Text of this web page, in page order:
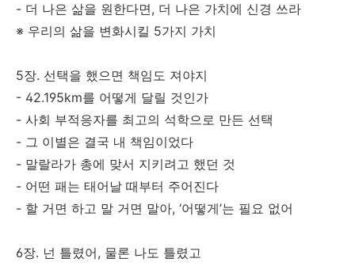
- 더 나은 삶을 원한다면, 더 나은 가치에 신경 쓰라
※ 우리의 삶을 변화시킬 5가지 가치
5장. 선택을 했으면 책임도 져야지
- 42.195km를 어떻게 달릴 것인가
- 사회 부적응자를 최고의 석학으로 만든 선택
- 그 이별은 결국 내 책임이었다
- 말랄라가 총에 맞서 지키려고 했던 것
- 어떤 패는 태어날 때부터 주어진다
- 할 거면 하고 말 거면 말아, ‘어떻게’는 필요 없어
6장. 넌 틀렸어, 물론 나도 틀렸고